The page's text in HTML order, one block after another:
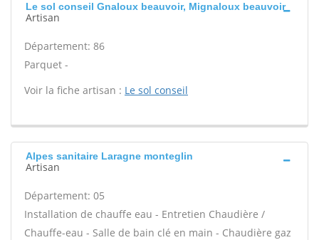
Le sol conseil Gnaloux beauvoir, Mignaloux beauvoir
Artisan
Département: 86
Parquet -
Voir la fiche artisan : Le sol conseil
Alpes sanitaire Laragne monteglin
Artisan
Département: 05
Installation de chauffe eau - Entretien Chaudière /
Chauffe-eau - Salle de bain clé en main - Chaudière gaz